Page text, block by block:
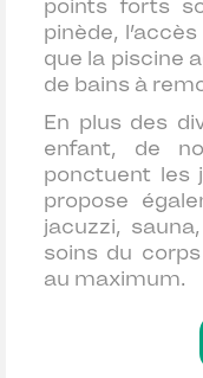
points forts
pinède,
que la piscine
de bains à
En plus des
enfant, de
ponctuent les
propose
jacuzzi,
soins du
au maximum.